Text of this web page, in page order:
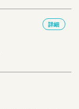
詳細